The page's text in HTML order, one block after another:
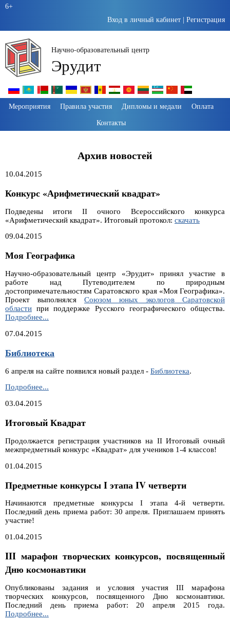
6+
Вход в личный кабинет
Регистрация
Научно-образовательный центр
Эрудит
Пропустить
навигацию
Мероприятия Правила участия Дипломы и медали
Оплата
Контакты
Архив новостей
10.04.2015
Конкурс «Арифметический квадрат»
Подведены итоги II очного Всероссийского конкурса
«Арифметический квадрат». Итоговый протокол: скачать
09.04.2015
Моя Географика
Научно-образовательный центр «Эрудит» принял участие в
работе над Путеводителем по природным
достопримечательностям Саратовского края «Моя Географика».
Проект выполнялся Союзом юных экологов Саратовской
области при поддержке Русского географического общества.
Подробнее...
07.04.2015
Библиотека
6 апреля на сайте появился новый раздел - Библиотека.
Подробнее...
03.04.2015
Итоговый Квадрат
Продолжается регистрация участников на II Итоговый очный
межпредметный конкурс «Квадрат» для учеников 1-4 классов!
01.04.2015
Предметные конкурсы I этапа IV четверти
Начинаются предметные конкурсы I этапа 4-й четверти.
Последний день приема работ: 30 апреля. Приглашаем принять
участие!
01.04.2015
III марафон творческих конкурсов, посвященный
Дню космонавтики
Опубликованы задания и условия участия III марафона
творческих конкурсов, посвященного Дню космонавтики.
Последний день приема работ: 20 апреля 2015 года.
Подробнее...